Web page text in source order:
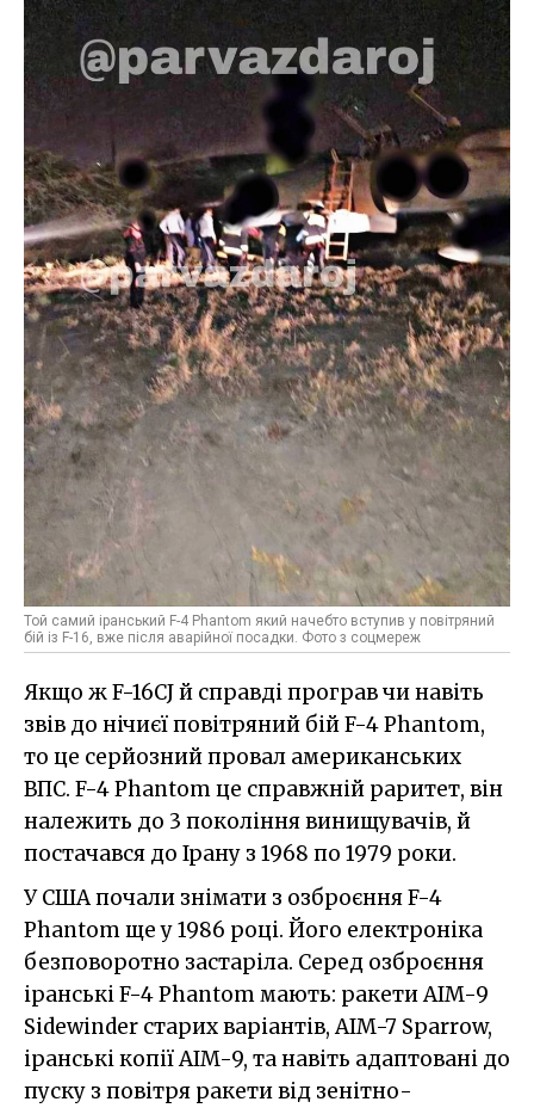
Той самий іранський F-4 Phantom який начебто вступив у повітряний
бій із F-16, вже після аварійної посадки. Фото з соцмереж
Якщо ж F-16CJ й справді програв чи навіть
звів до нічиєї повітряний бій F-4 Phantom,
то це серйозний провал американських
ВПС. F-4 Phantom це справжній раритет, він
належить до 3 покоління винищувачів, й
постачався до Ірану з 1968 по 1979 роки.
У США почали знімати з озброєння F-4
Phantom ще у 1986 році. Його електроніка
безповоротно застаріла. Серед озброєння
іранські F-4 Phantom мають: ракети AIM-9
Sidewinder старих варіантів, AIM-7 Sparrow,
іранські копії AIM-9, та навіть адаптовані до
пуску з повітря ракети від зенітно-